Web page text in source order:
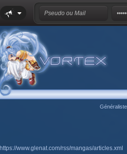
https://www.glenat.com/rss/mangas/articles.xml